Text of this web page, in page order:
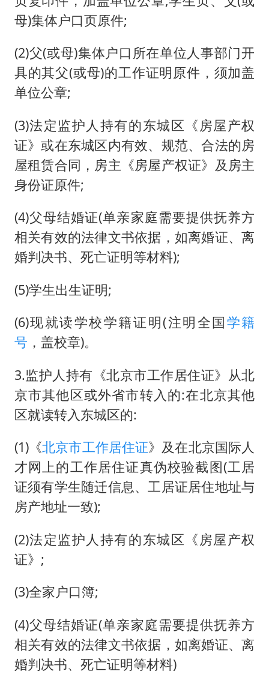
母)集体户口页原件;
(2)父(或母)集体户口所在单位人事部门开
具的其父(或母)的工作证明原件，须加盖
单位公章;
(3)法定监护人持有的东城区《房屋产权
证》或在东城区内有效、规范、合法的房
屋租赁合同，房主《房屋产权证》及房主
身份证原件;
(4)父母结婚证(单亲家庭需要提供抚养方
相关有效的法律文书依据，如离婚证、离
婚判决书、死亡证明等材料);
(5)学生出生证明;
(6)现就读学校学籍证明(注明全国学籍
号 ，盖校章)。
3.监护人持有《北京市工作居住证》从北
京市其他区或外省市转入的:在北京其他
区就读转入东城区的:
(1)《北京市工作居住证》及在北京国际人
才网上的工作居住证真伪校验截图(工居
证须有学生随迁信息、工居证居住地址与
房产地址一致);
(2)法定监护人持有的东城区《房屋产权
证》;
(3)全家户口簿;
(4)父母结婚证(单亲家庭需要提供抚养方
相关有效的法律文书依据，如离婚证、离
婚判决书、死亡证明等材料)